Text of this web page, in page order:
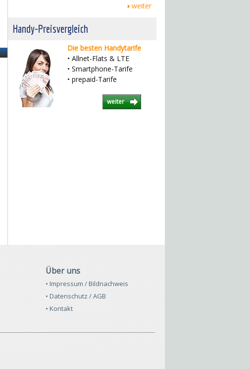
weiter
Handy-Preisvergleich
Die besten Handytarife
• Allnet-Flats & LTE
• Smartphone-Tarife
• prepaid-Tarife
weiter
Über uns
• Impressum / Bildnachweis
• Datenschutz / AGB
• Kontakt